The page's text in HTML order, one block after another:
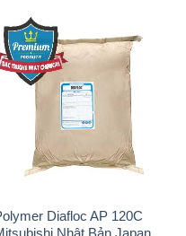
Polymer Diafloc AP 120C
Mitsubishi Nhật Bản Japan